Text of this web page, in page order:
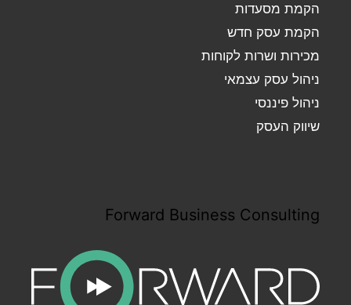
הקמת מסעדות
הקמת עסק חדש
מכירות ושרות לקוחות
ניהול עסק עצמאי
ניהול פיננסי
שיווק העסק
Forward Business Consulting